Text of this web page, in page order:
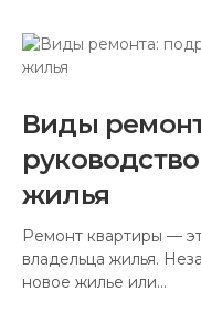
Виды
жилья
Ремонт квартиры —
владельца жилья.
новое жилье или…